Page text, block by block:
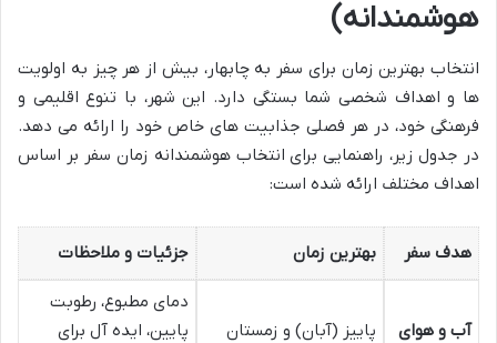
هوشمندانه)
انتخاب بهترین زمان برای سفر به چابهار، بیش از هر چیز به اولویت
ها و اهداف شخصی شما بستگی دارد. این شهر، با تنوع اقلیمی و
فرهنگی خود، در هر فصلی جذابیت های خاص خود را ارائه می دهد.
در جدول زیر، راهنمایی برای انتخاب هوشمندانه زمان سفر بر اساس
اهداف مختلف ارائه شده است:
هدف سفر بهترین زمان جزئیات و ملاحظات
آب و هوای
پاییز (آبان) و زمستان
دمای مطبوع، رطوبت
پایین، ایده آل برای